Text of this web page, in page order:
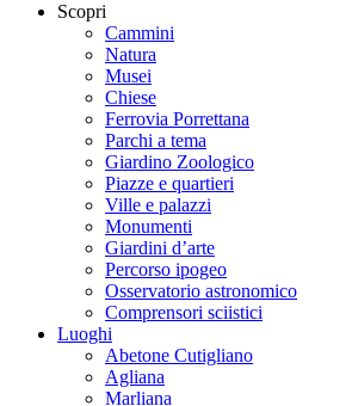
Scopri
Cammini
Natura
Musei
Chiese
Ferrovia Porrettana
Parchi a tema
Giardino Zoologico
Piazze e quartieri
Ville e palazzi
Monumenti
Giardini d’arte
Percorso ipogeo
Osservatorio astronomico
Comprensori sciistici
Luoghi
Abetone Cutigliano
Agliana
Marliana